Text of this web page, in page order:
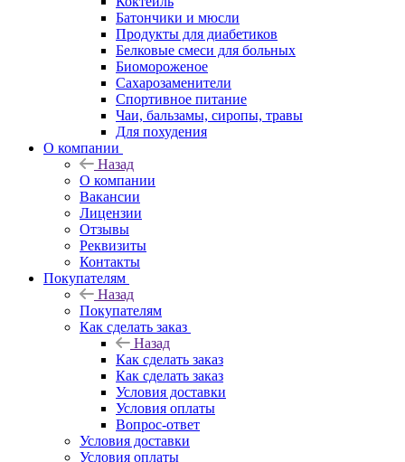
Батончики и мюсли
Продукты для диабетиков
Белковые смеси для больных
Биомороженое
Сахарозаменители
Спортивное питание
Чаи, бальзамы, сиропы, травы
Для похудения
О компании
Назад
О компании
Вакансии
Лицензии
Отзывы
Реквизиты
Контакты
Покупателям
Назад
Покупателям
Как сделать заказ
Назад
Как сделать заказ
Как сделать заказ
Условия доставки
Условия оплаты
Вопрос-ответ
Условия доставки
Условия оплаты